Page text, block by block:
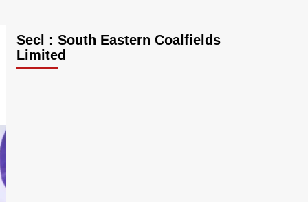
Secl : South Eastern Coalfields
Limited